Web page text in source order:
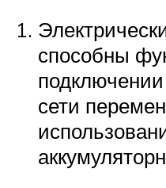
способны
подключении
сети